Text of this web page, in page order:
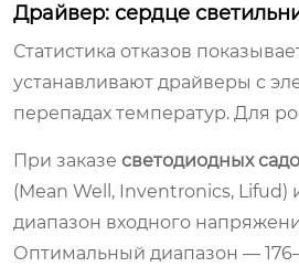
Драйвер: сердце
Статистика отказов
устанавливают драйверы с
перепадах температур. Для
При заказе светодиодных
(Mean Well, Inventronics,
диапазон входного
Оптимальный диапазон —